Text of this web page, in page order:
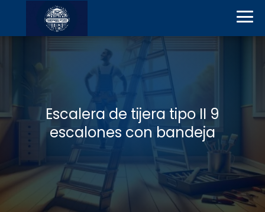
Escalera de tijera tipo II 9
escalones con bandeja